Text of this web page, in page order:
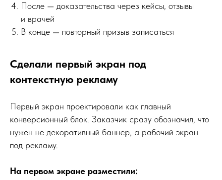
После — доказательства через кейсы, отзывы
и врачей
В конце — повторный призыв записаться
Сделали первый экран под
контекстную рекламу
Первый экран проектировали как главный
конверсионный блок. Заказчик сразу обозначил, что
нужен не декоративный баннер, а рабочий экран
под рекламу.
На первом экране разместили: